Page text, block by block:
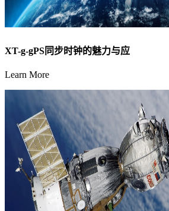
XT-g-gPS同步时钟的魅力与应
Learn More